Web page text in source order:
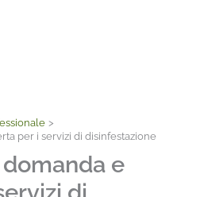
per i servizi di disinfestazione
e